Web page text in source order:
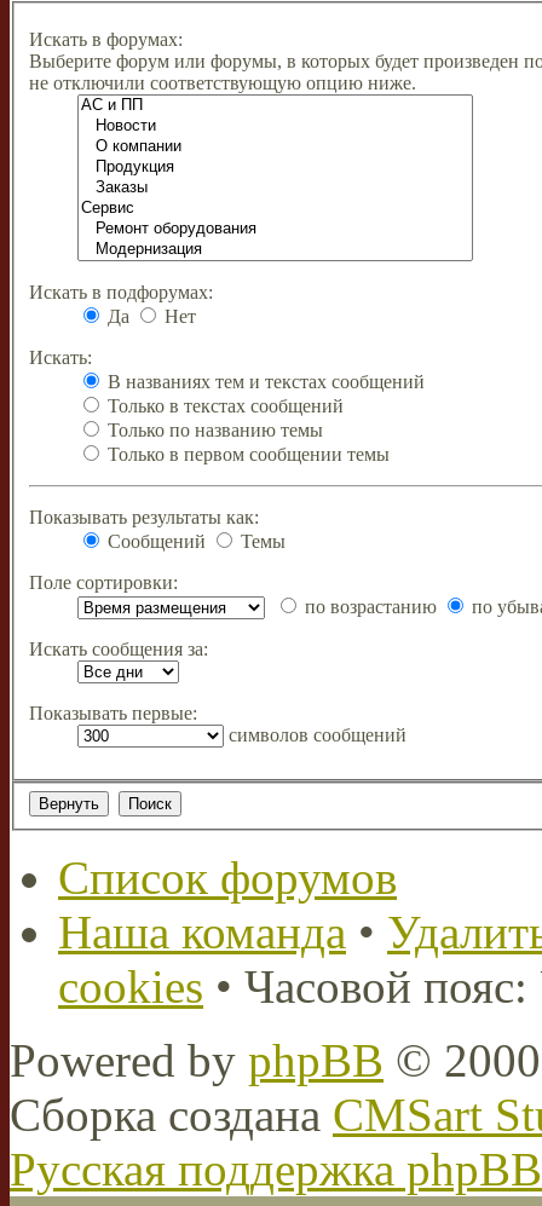
Искать в форумах:
Выберите форум или форумы, в которых будет произведен
не отключили соответствующую опцию ниже.
Искать в подфорумах:
Да
Нет
Искать:
В названиях тем и текстах сообщений
Только в текстах сообщений
Только по названию темы
Только в первом сообщении темы
Показывать результаты как:
Сообщений
Темы
Поле сортировки:
по возрастанию
по
Искать сообщения за:
Показывать первые:
символов сообщений
Список форумов
Наша команда •
cookies • Часовой
Powered by phpBB ©
Сборка создана CMSart
Русская поддержка phpBB